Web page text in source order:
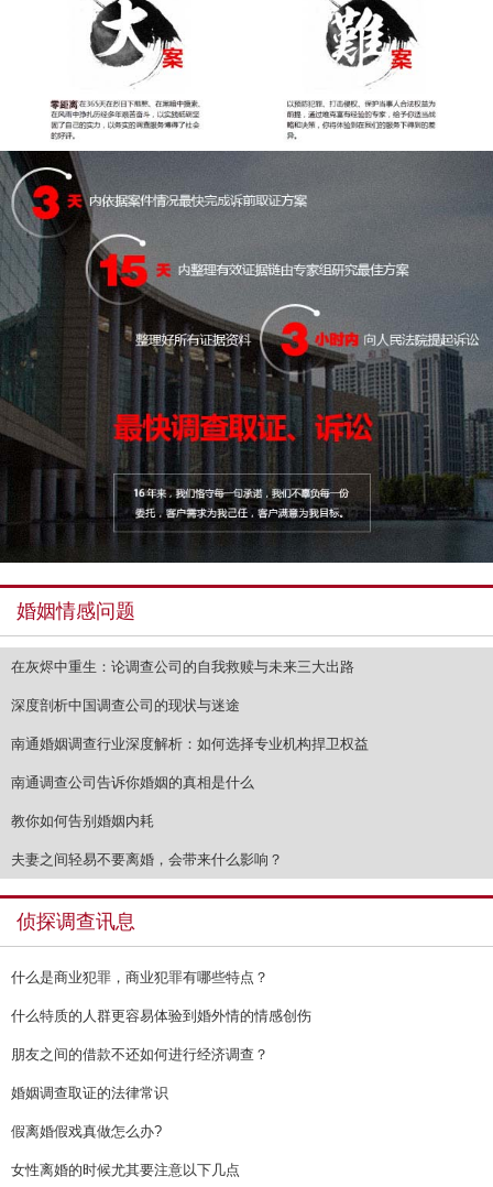
婚姻情感问题
在灰烬中重生：论调查公司的自我救赎与未来三大出路
深度剖析中国调查公司的现状与迷途
南通婚姻调查行业深度解析：如何选择专业机构捍卫权益
南通调查公司告诉你婚姻的真相是什么
教你如何告别婚姻内耗
夫妻之间轻易不要离婚，会带来什么影响？
侦探调查讯息
什么是商业犯罪，商业犯罪有哪些特点？
什么特质的人群更容易体验到婚外情的情感创伤
朋友之间的借款不还如何进行经济调查？
婚姻调查取证的法律常识
假离婚假戏真做怎么办?
女性离婚的时候尤其要注意以下几点